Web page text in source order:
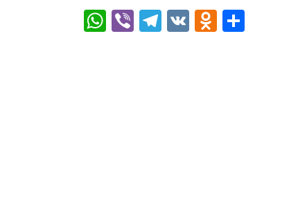
WhatsApp
ViberTelegram
VK